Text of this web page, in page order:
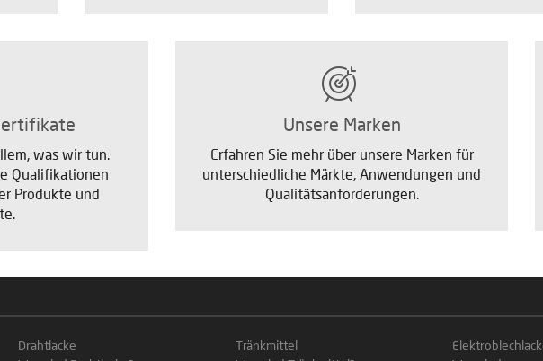
was wir tun.
Qualifikationen
Produkte und
Unsere Marken
Erfahren Sie mehr über unsere Marken für
unterschiedliche Märkte, Anwendungen und
Qualitätsanforderungen.
Drahtlacke
Tränkmittel